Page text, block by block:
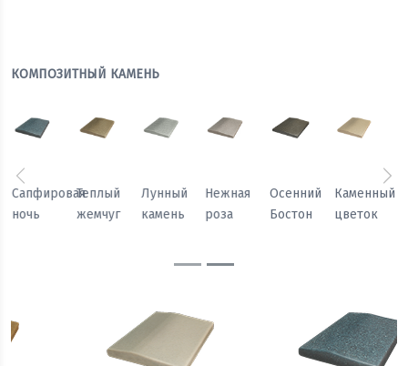
КОМПОЗИТНЫЙ КАМЕНЬ
Осенний
Бостон
Каменный
цветок
Песчаный
камень
Морозный
персик
Сапфировая
ночь
Теплый
жемчуг
Предыдущий